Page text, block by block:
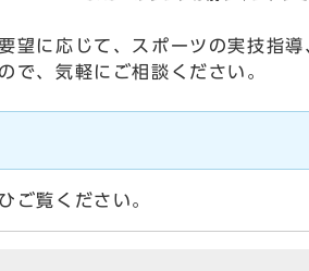
望に応じて、スポーツの実技指
で、気軽にご相談ください。
ご覧ください。